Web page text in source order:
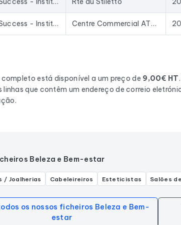
Beauty Success - Institut Centre Commercial ATRIUM, BAT 1 C 12
está disponível a um preço de 9,00€ HT.
linhas que contêm um endereço de correio
Beleza e Bem-estar
/ Joalherias Cabeleireiros Esteticistas Salões
os nossos ficheiros Beleza e Bem-
estar